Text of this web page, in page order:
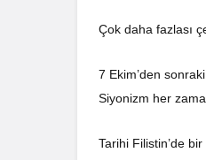
Çok daha fazlası
7 Ekim’den
Siyonizm her
Tarihi Filistin’de